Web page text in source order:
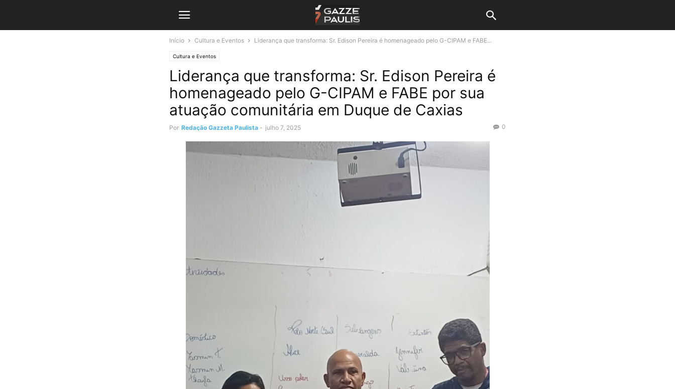
Início Cultura e Eventos Liderança que transforma: Sr. Edison Pereira é homenageado pelo G-CIPAM e FABE...
Cultura e Eventos
Liderança que transforma: Sr. Edison Pereira é
homenageado pelo G-CIPAM e FABE por sua
atuação comunitária em Duque de Caxias
Por Redação Gazzeta Paulista - julho 7, 2025 0